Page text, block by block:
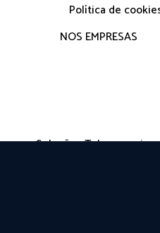
Política de
NOS EMPRESAS
Soluções